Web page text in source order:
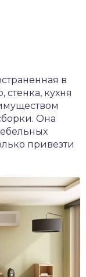
в
кухня
Она
привезти